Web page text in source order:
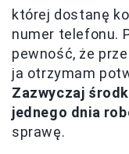
której dostanę
numer telefonu.
pewność, że
ja otrzymam
Zazwyczaj
jednego dnia
sprawę.